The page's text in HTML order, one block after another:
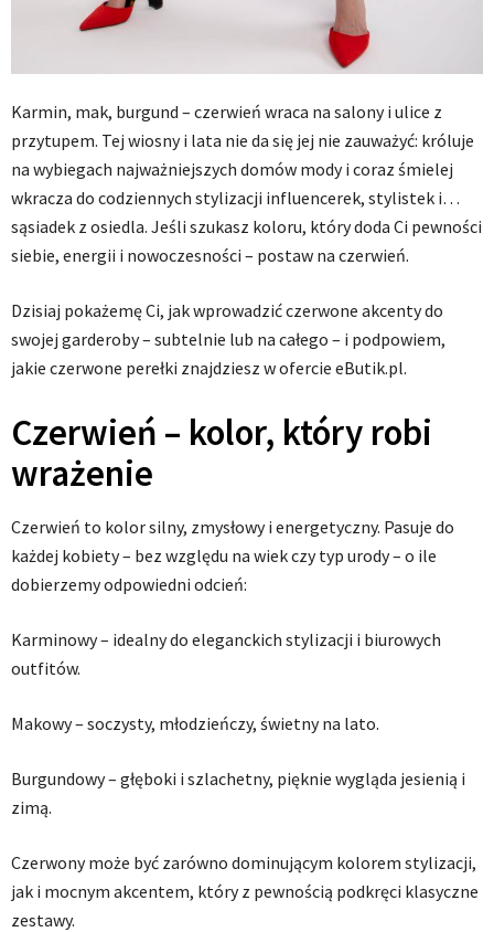
Karmin, mak, burgund – czerwień wraca na salony i ulice z
przytupem. Tej wiosny i lata nie da się jej nie zauważyć: króluje
na wybiegach najważniejszych domów mody i coraz śmielej
wkracza do codziennych stylizacji influencerek, stylistek i…
sąsiadek z osiedla. Jeśli szukasz koloru, który doda Ci pewności
siebie, energii i nowoczesności – postaw na czerwień.
Dzisiaj pokażemę Ci, jak wprowadzić czerwone akcenty do
swojej garderoby – subtelnie lub na całego – i podpowiem,
jakie czerwone perełki znajdziesz w ofercie eButik.pl.
Czerwień – kolor, który robi
wrażenie
Czerwień to kolor silny, zmysłowy i energetyczny. Pasuje do
każdej kobiety – bez względu na wiek czy typ urody – o ile
dobierzemy odpowiedni odcień:
Karminowy – idealny do eleganckich stylizacji i biurowych
outfitów.
Makowy – soczysty, młodzieńczy, świetny na lato.
Burgundowy – głęboki i szlachetny, pięknie wygląda jesienią i
zimą.
Czerwony może być zarówno dominującym kolorem stylizacji,
jak i mocnym akcentem, który z pewnością podkręci klasyczne
zestawy.